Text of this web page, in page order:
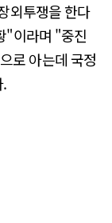
외투쟁을 한다
"이라며 "중진
로 아는데 국정